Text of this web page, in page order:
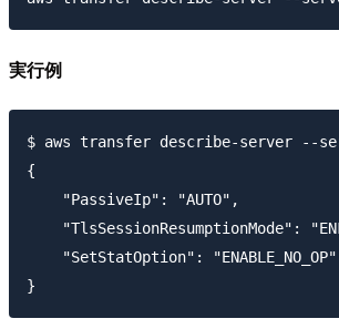
実行例
$ aws transfer describe-server --
{
    "PassiveIp": "AUTO",
"TlsSessionResumptionMode":
    "SetStatOption": "ENABLE_NO_OP"